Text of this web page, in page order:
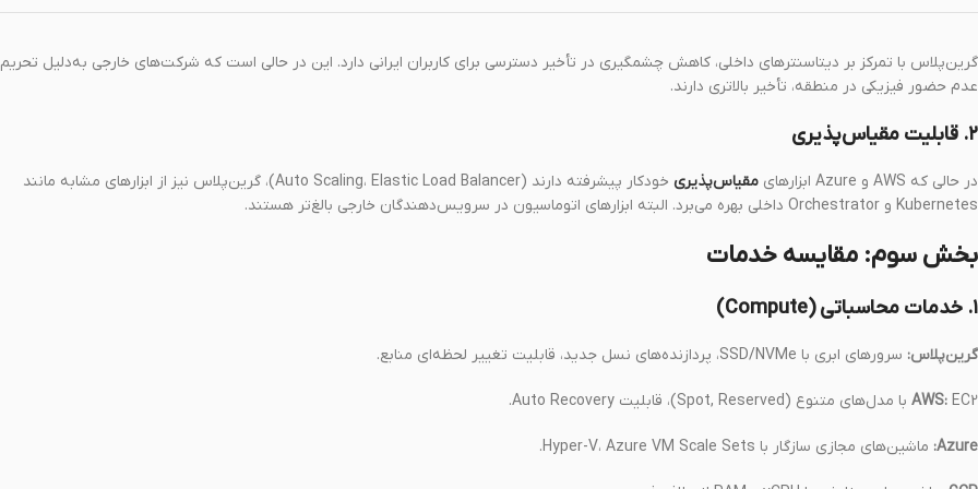
گرین‌پلاس با تمرکز بر دیتاسنترهای داخلی، کاهش چشمگیری در تأخیر دسترسی برای کاربران ایرانی دارد. این در حالی است که شرکت‌های خارجی به‌دلیل
عدم حضور فیزیکی در منطقه، تأخیر بالاتری دارند.
۲. قابلیت مقیاس‌پذیری
در حالی که AWS و Azure ابزارهای مقیاس‌پذیری
خودکار پیشرفته دارند (Auto Scaling، Elastic Load Balancer)، گرین‌پلاس نیز از ابزارهای مشابه مانند
Kubernetes و Orchestrator داخلی بهره می‌برد. البته ابزارهای اتوماسیون در سرویس‌دهندگان خارجی بالغ‌تر هستند.
بخش سوم: مقایسه خدمات
۱. خدمات محاسباتی (Compute)
گرین‌پلاس: سرورهای ابری با SSD/NVMe، پردازنده‌های نسل جدید، قابلیت تغییر لحظه‌ای منابع.
AWS: EC2 با مدل‌های متنوع (Spot, Reserved)، قابلیت Auto Recovery.
Azure: ماشین‌های مجازی سازگار با Hyper-V، Azure VM Scale Sets.